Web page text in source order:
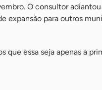
O consultor
expansão para outros
que essa seja apenas a